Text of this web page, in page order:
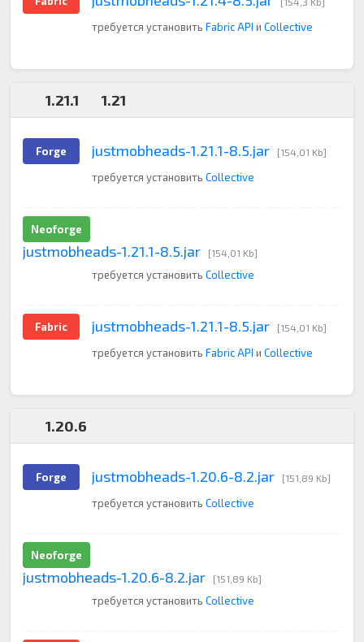
требуется установить Fabric API и Collective
1.21.1 1.21
Forge justmobheads-1.21.1-8.5.jar [154,01 Kb]
требуется установить Collective
Neoforge
justmobheads-1.21.1-8.5.jar [154,01 Kb]
требуется установить Collective
Fabric justmobheads-1.21.1-8.5.jar [154,01 Kb]
требуется установить Fabric API и Collective
1.20.6
Forge justmobheads-1.20.6-8.2.jar [151,89 Kb]
требуется установить Collective
Neoforge
justmobheads-1.20.6-8.2.jar [151,89 Kb]
требуется установить Collective